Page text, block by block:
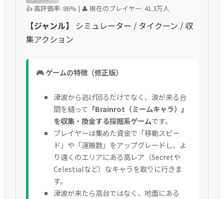
👍 高評価率: 86% | 👤 現在のプレイヤー: 41.3万人
【ジャンル】
シミュレーター / タイクーン / 収
集アクション
🎮 ゲームの特徴（修正版）
津波から逃げ回るだけでなく、波が来る合
間を縫って 「Brainrot（ミームキャラ）」
を収集・換金する採掘系ゲームです。
プレイヤーは集めた資金で「移動スピー
ド」や「運搬数」をアップグレードし、よ
り遠くのエリアにある高レア（Secretや
Celestialなど）なキャラを取りに行きま
す。
津波が来たら高台ではなく、地面にある